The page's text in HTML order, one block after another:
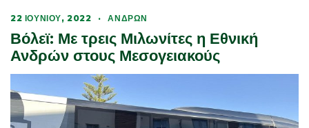
22 ΙΟΥΝΊΟΥ, 2022 · ΑΝΔΡΏΝ
Βόλεϊ: Με τρεις Μιλωνίτες η Εθνική
Ανδρών στους Μεσογειακούς